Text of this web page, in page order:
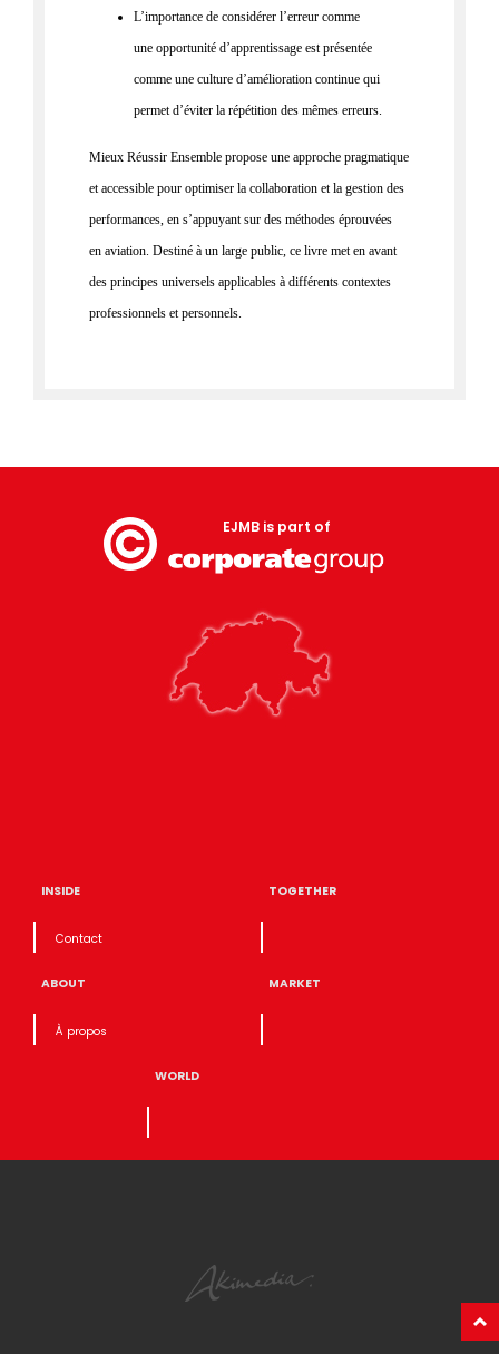
L’importance de considérer l’erreur comme
une opportunité d’apprentissage est présentée
comme une culture d’amélioration continue qui
permet d’éviter la répétition des mêmes erreurs.
Mieux Réussir Ensemble propose une approche pragmatique
et accessible pour optimiser la collaboration et la gestion des
performances, en s’appuyant sur des méthodes éprouvées
en aviation. Destiné à un large public, ce livre met en avant
des principes universels applicables à différents contextes
professionnels etpersonnels.
EJMB is part of
INSIDE
Contact
TOGETHER
ABOUT
À propos
MARKET
WORLD